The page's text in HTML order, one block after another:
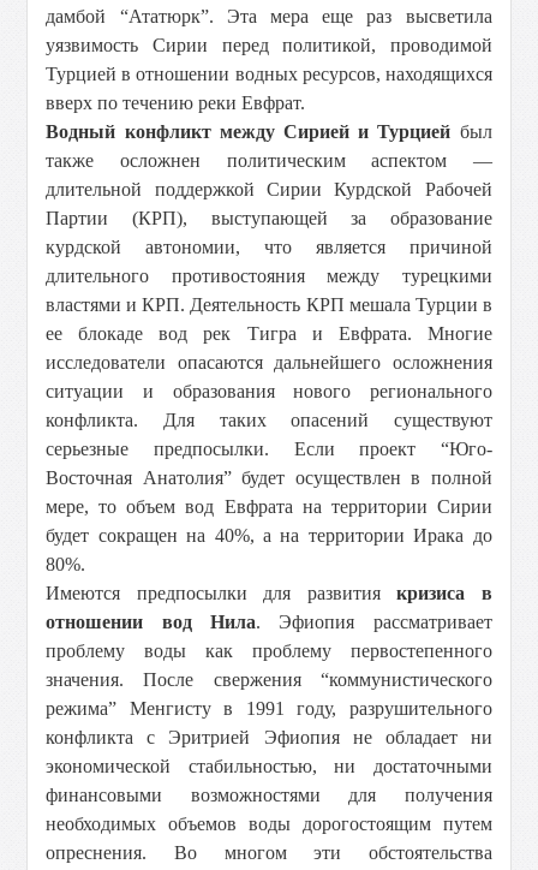
дамбой “Ататюрк”. Эта мера еще раз высветила
уязвимость Сирии перед политикой, проводимой
Турцией в отношении водных ресурсов, находящихся
вверх по течению реки Евфрат.
Водный конфликт между Сирией и Турцией был
также осложнен политическим аспектом —
длительной поддержкой Сирии Курдской Рабочей
Партии (КРП), выступающей за образование
курдской автономии, что является причиной
длительного противостояния между турецкими
властями и КРП. Деятельность КРП мешала Турции в
ее блокаде вод рек Тигра и Евфрата. Многие
исследователи опасаются дальнейшего осложнения
ситуации и образования нового регионального
конфликта. Для таких опасений существуют
серьезные предпосылки. Если проект “Юго-
Восточная Анатолия” будет осуществлен в полной
мере, то объем вод Евфрата на территории Сирии
будет сокращен на 40%, а на территории Ирака до
80%.
Имеются предпосылки для развитиякризиса в
отношении вод Нила. Эфиопия рассматривает
проблему воды как проблему первостепенного
значения. После свержения “коммунистического
режима” Менгисту в 1991 году, разрушительного
конфликта с Эритрией Эфиопия не обладает ни
экономической стабильностью, ни достаточными
финансовыми возможностями для получения
необходимых объемов воды дорогостоящим путем
опреснения. Во многом эти обстоятельства